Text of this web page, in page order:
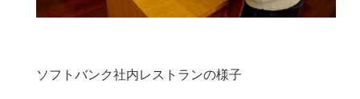
ソフトバンク社内レストランの様子